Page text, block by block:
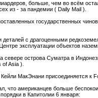
больше, чем во всём
из - за пандемии ( Daily Mail ).
государственных
деталей с драгоценными
эксплуатации объектов
севере острова Суматра в
Asia ).
МакЭнани присоединяется к
что американцев больше
в Капитолии 6 января: